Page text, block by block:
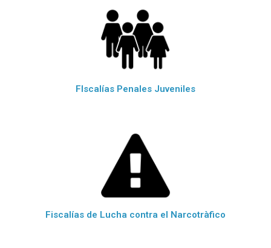
FIscalías Penales Juveniles
Fiscalías de Lucha contra el Narcotràfico